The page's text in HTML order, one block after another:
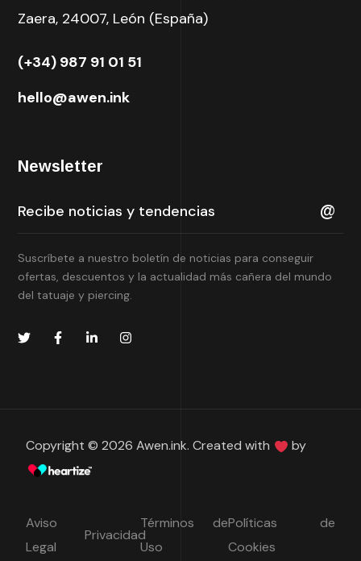
Zaera, 24007, León (España)
(+34) 987 91 01 51
hello@awen.ink
Newsletter
Suscríbete a nuestro boletín de noticias para conseguir
ofertas, descuentos y la actualidad más cañera del mundo
del tatuaje y piercing.
Copyright © 2026 Awen.ink. Created with by
Aviso
Legal
Privacidad
Términos de
Uso
Políticas de
Cookies